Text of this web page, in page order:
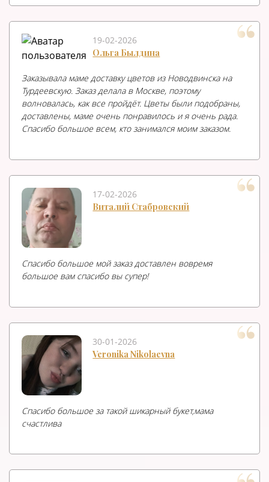
19-02-2026
Ольга Былдина
Заказывала маме доставку цветов из Новодвинска на
Турдеевскую. Заказ делала в Москве, поэтому
волновалась, как все пройдёт. Цветы были подобраны,
доставлены, маме очень понравилось и я очень рада.
Спасибо большое всем, кто занимался моим заказом.
17-02-2026
Виталий Стабровский
Спасибо большое мой заказ доставлен вовремя
большое вам спасибо вы супер!
30-01-2026
Veronika Nikolaevna
Спасибо большое за такой шикарный букет,мама
счастлива